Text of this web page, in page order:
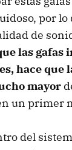
por lo
de
las gafas
hace que
mayor
un primer
del